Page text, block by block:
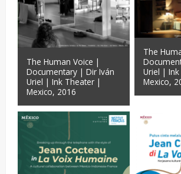
The Human Voice |
Documentary | Dir Iván
Uriel | Ink Theater |
Mexico, 2016
The
Uriel |
Mexico,